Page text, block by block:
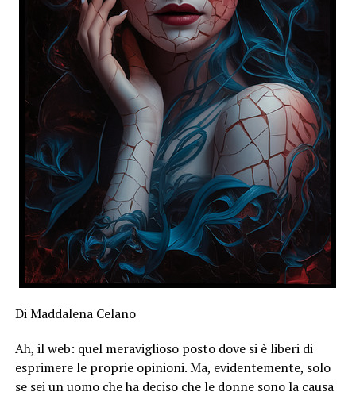
Di Maddalena Celano
Ah, il web: quel meraviglioso posto dove si è liberi di
esprimere le proprie opinioni. Ma, evidentemente, solo
se sei un uomo che ha deciso che le donne sono la causa